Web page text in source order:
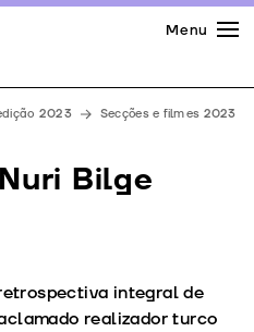
Menu
2023
Secções e filmes 2023
Bilge
integral de
realizador turco